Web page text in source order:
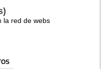
la red de webs